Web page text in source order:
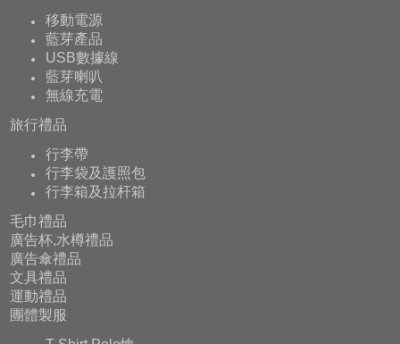
移動電源
藍芽產品
USB數據線
藍芽喇叭
無線充電
旅行禮品
行李帶
行李袋及護照包
行李箱及拉杆箱
毛巾禮品
廣告杯,水樽禮品
廣告傘禮品
文具禮品
運動禮品
團體製服